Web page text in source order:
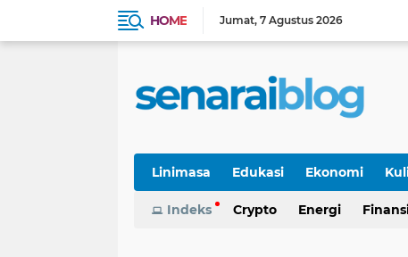
HOME Jumat 7 Agustus 2026
Linimasa Edukasi Ekonomi
Indeks Crypto Energi